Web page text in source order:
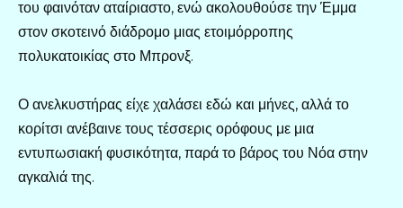
του φαινόταν αταίριαστο, ενώ ακολουθούσε την Έμμα
στον σκοτεινό διάδρομο μιας ετοιμόρροπης
πολυκατοικίας στο Μπρονξ.
Ο ανελκυστήρας είχε χαλάσει εδώ και μήνες, αλλά το
κορίτσι ανέβαινε τους τέσσερις ορόφους με μια
εντυπωσιακή φυσικότητα, παρά το βάρος του Νόα στην
αγκαλιά της.